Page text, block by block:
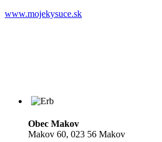
www.mojekysuce.sk
Obec Makov
Makov 60, 023 56 Makov